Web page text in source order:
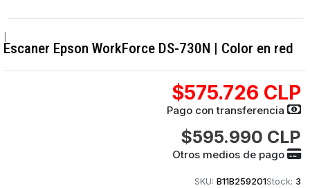
Escaner Epson WorkForce DS-730N | Color en red
$575.726 CLP
Pago con transferencia
$595.990 CLP
Otros medios de pago
SKU: B11B259201Stock: 3